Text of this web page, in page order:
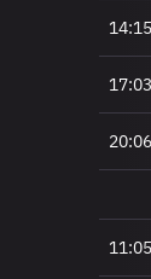
14:15
17:03
20:06
11:05